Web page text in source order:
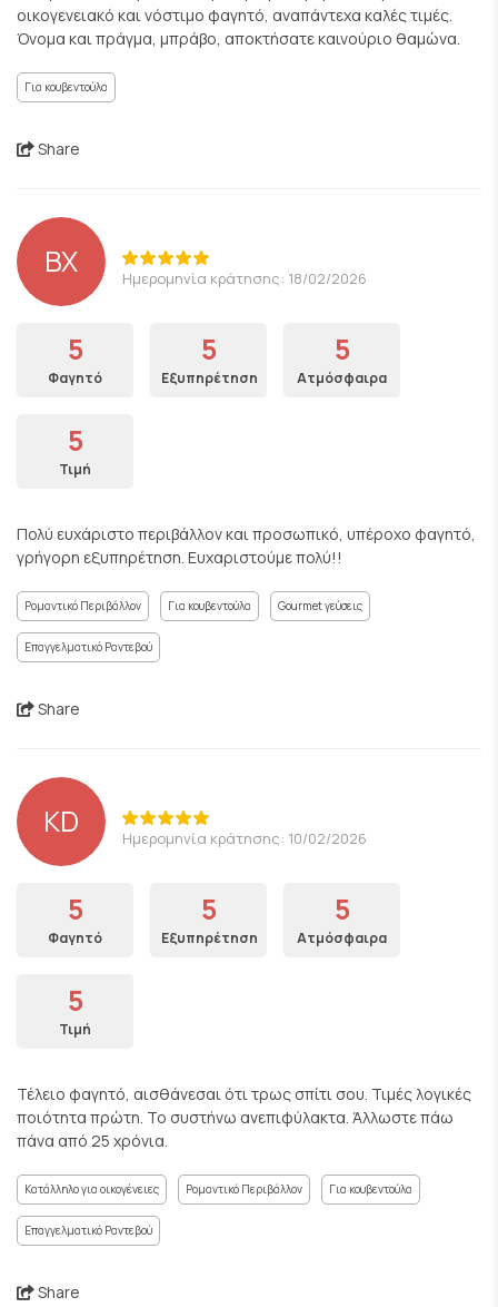
οικογενειακό και νόστιμο φαγητό, αναπάντεχα καλές τιμές.
Όνομα και πράγμα, μπράβο, αποκτήσατε καινούριο θαμώνα.
Για κουβεντούλα
Share
ΒΧ Ημερομηνία κράτησης: 18/02/2026
5
Φαγητό
5
Εξυπηρέτηση
5
Ατμόσφαιρα
5
Τιμή
Πολύ ευχάριστο περιβάλλον και προσωπικό, υπέροχο φαγητό,
γρήγορη εξυπηρέτηση. Ευχαριστούμε πολύ!!
Ρομαντικό Περιβάλλον Για κουβεντούλα Gourmet γεύσεις
Επαγγελματικό Ραντεβού
Share
KD Ημερομηνία κράτησης: 10/02/2026
5
Φαγητό
5
Εξυπηρέτηση
5
Ατμόσφαιρα
5
Τιμή
Τέλειο φαγητό, αισθάνεσαι ότι τρως σπίτι σου. Τιμές λογικές
ποιότητα πρώτη. Το συστήνω ανεπιφύλακτα. Άλλωστε πάω
πάνα από 25 χρόνια.
Κατάλληλο για οικογένειες Ρομαντικό Περιβάλλον Για κουβεντούλα
Επαγγελματικό Ραντεβού
Share